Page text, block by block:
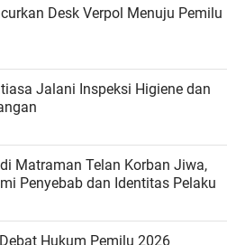
Desk Verpol Menuju Pemilu
Jalani Inspeksi Higiene dan
Matraman Telan Korban Jiwa,
Penyebab dan Identitas Pelaku
Hukum Pemilu 2026